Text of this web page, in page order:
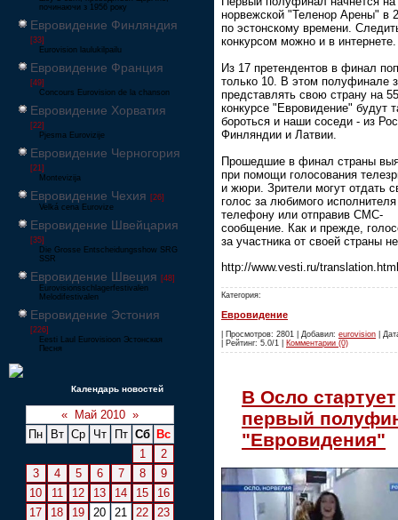
починаючи з 1956 року
Евровидение Финляндия
[33]
Eurovision laulukilpailu
Евровидение Франция
[49]
Concours Eurovision de la chanson
Евровидение Хорватия
[22]
Pjesma Eurovizije
Евровидение Черногория
[21]
Montevizija
Евровидение Чехия [26]
Velká cena Eurovize
Евровидение Швейцария
[35]
Die Grosse Entscheidungsshow SRG
SSR
Евровидение Швеция [48]
Eurovisionsschlagerfestivalen
Melodifestivalen
Евровидение Эстония
[226]
Eesti Laul Eurovisioon Эстонская
Песня
Календарь новостей
« Май 2010 »
Пн
Вт Ср Чт Пт Сб
Вс
1
2
3
4 5 6 7 8
9
10
11 12 13 14 15
16
17
18 19 20 21 22
23
норвежской "Теленор Арены" в
по эстонскому времени.
конкурсом можно и в интернете.
Из 17 претендентов в финал
только 10. В этом полуфинале
представлять свою страну на
конкурсе "Евровидение" будут
бороться и наши соседи - из
Финляндии и Латвии.
Прошедшие в финал страны
при помощи голосования
и жюри. Зрители могут отдать
голос за любимого
телефону или отправив СМС-
сообщение. Как и прежде,
за участника от своей страны
http://www.vesti.ru/
Категория:
Евровидение
| Просмотров: 2801 | Добавил: eurovision |
| Рейтинг: 5.0/1 | Комментарии (0)
В Осло стартует
первый
"Евровидения"